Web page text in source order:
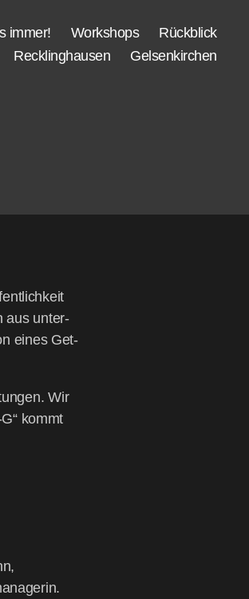
immer! Work­shops
Rück­blick
Reck­ling­hau­sen
Gel­sen­kir­chen
aus unter­
eines Get-
Wir
kommt